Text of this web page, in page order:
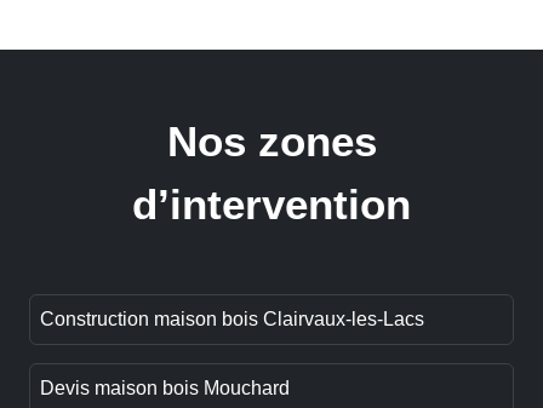
Nos zones
d’intervention
Construction maison bois Clairvaux-les-Lacs
Devis maison bois Mouchard